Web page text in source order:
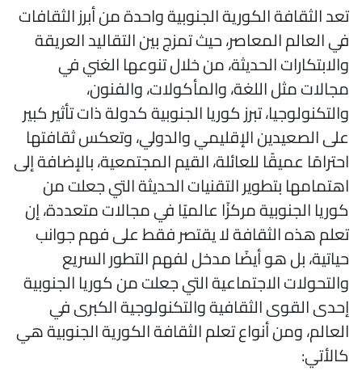
الثقافة الكورية الجنوبية واحدة من أبرز الثقافات
العالم المعاصر، حيث تمزج بين التقاليد العريقة
الحديثة، من خلال تنوعها الغني في
مثل اللغة، والمأكولات، والفنون،
تبرز كوريا الجنوبية كدولة ذات تأثير كبير
الصعيدين الإقليمي والدولي، وتعكس ثقافتها
عميقًا للعائلة، القيم المجتمعية، بالإضافة إلى
بتطوير التقنيات الحديثة التي جعلت من
الجنوبية مركزًا عالميًا في مجالات متعددة، إن
هذه الثقافة لا يقتصر فقط على فهم جوانب
بل هو أيضًا مدخل لفهم التطور السريع
الاجتماعية التي جعلت من كوريا الجنوبية
القوى الثقافية والتكنولوجية الكبرى في
ومن أنواع تعلم الثقافة الكورية الجنوبية هي